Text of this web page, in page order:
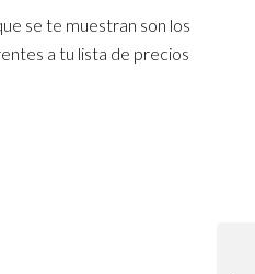
se te muestran son los
a tu lista de precios